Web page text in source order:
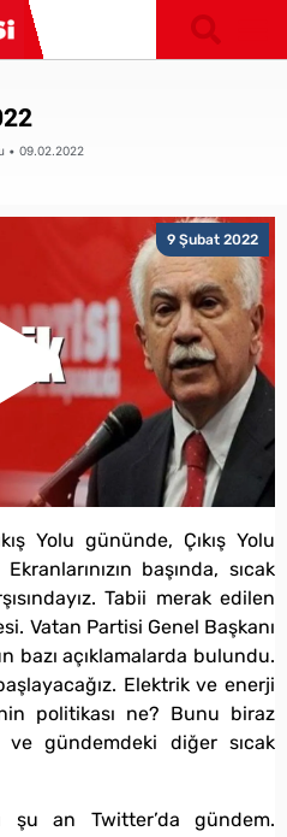
• 09.02.2022
9 Şubat 2022
Yolu gününde, Çıkış Yolu
başında, sıcak
Tabii merak edilen
Vatan Partisi Genel Başkanı
bazı açıklamalarda bulundu.
Elektrik ve enerji
politikası ne? Bunu biraz
ve gündemdeki diğer sıcak
şu an Twitter’da gündem.